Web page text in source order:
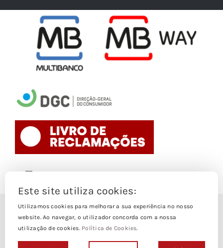
Navigation
Termos e Condições
© Copyright 1988- 2026
Loja Edições Piaget byPiaget Ensino Superior
direitos Reservados | Powered by
Este site utiliza cookies:
Utilizamos cookies para melhorar a sua experiência no nosso
website. Ao navegar, o utilizador concorda com a nossa
utilização de cookies. Política de Cookies.